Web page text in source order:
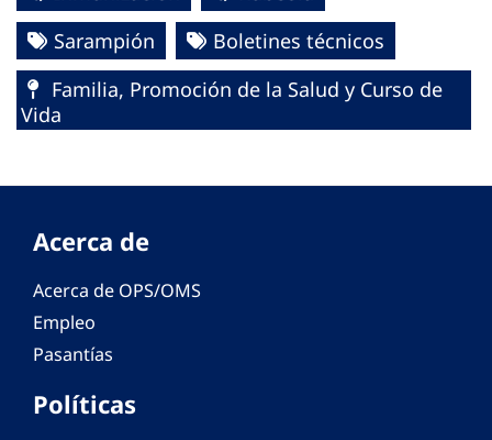
Sarampión
Boletines técnicos
Familia, Promoción de la Salud y Curso de
Vida
Acerca de
Acerca de OPS/OMS
Empleo
Pasantías
Políticas